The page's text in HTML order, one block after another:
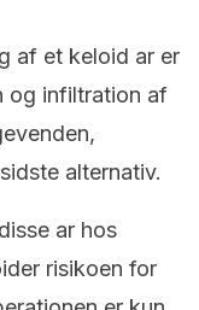
af et keloid ar er
og infiltration af
alternativ.
ar hos
risikoen for